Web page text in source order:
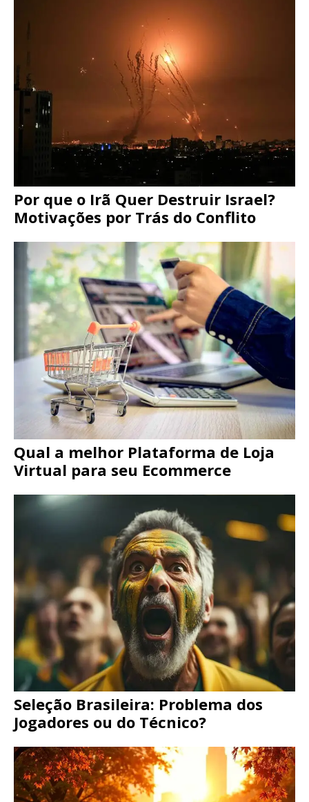
Por que o Irã Quer Destruir Israel?
Motivações por Trás do Conflito
Qual a melhor Plataforma de Loja
Virtual para seu Ecommerce
Seleção Brasileira: Problema dos
Jogadores ou do Técnico?